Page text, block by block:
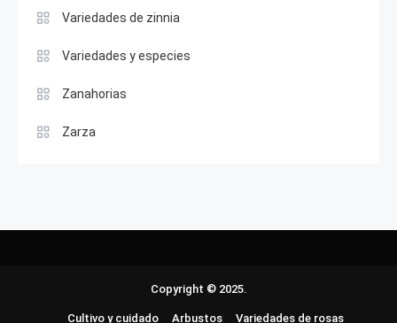
Variedades de zinnia
Variedades y especies
Zanahorias
Zarza
Copyright © 2025.
Cultivo y cuidado Arbustos Variedades de rosas